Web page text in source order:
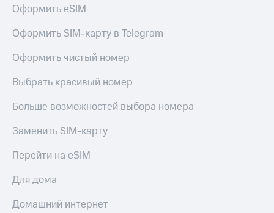
Оформить eSIM
Оформить SIM-карту в Telegram
Оформить чистый номер
Выбрать красивый номер
Больше возможностей выбора номера
Заменить SIM-карту
Перейти на eSIM
Для дома
Домашний интернет